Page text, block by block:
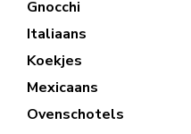
Gnocchi
Italiaans
Koekjes
Mexicaans
Ovenschotels